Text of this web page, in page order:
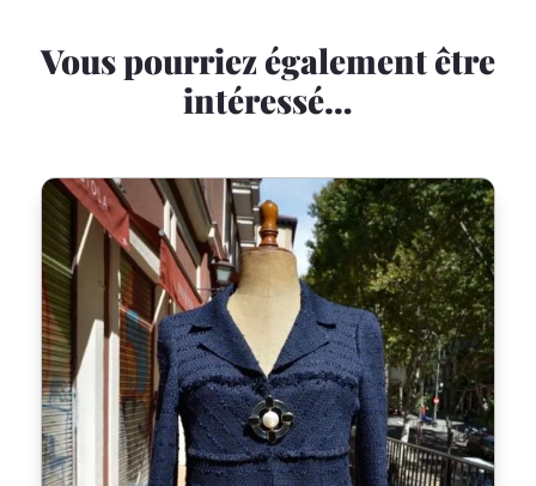
Vous pourriez également être
intéressé…